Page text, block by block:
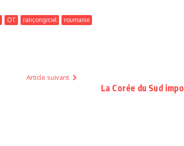
OT rançongiciel roumanie
Article suivant
La Corée du Sud